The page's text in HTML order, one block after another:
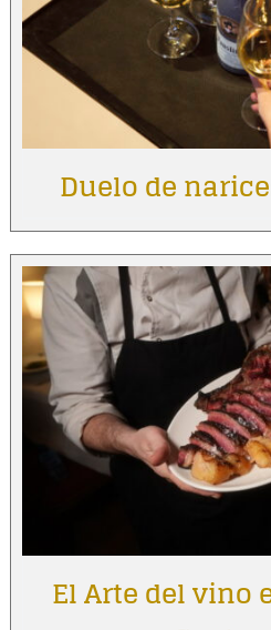
Duelo de
El Arte del vino